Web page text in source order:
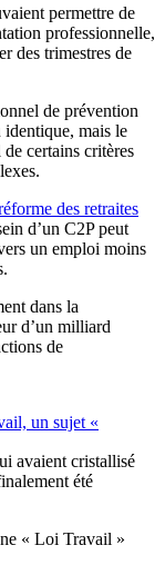
permettre de
professionnelle,
des trimestres de
de prévention
mais le
certains critères
des retraites
d’un C2P peut
un emploi moins
dans la
d’un milliard
de
un sujet «
avaient cristallisé
été
« Loi Travail »